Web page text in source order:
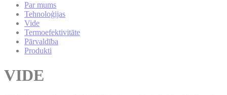
Par mums
Tehnoloģijas
Vide
Termoefektivitāte
Pārvaldība
Produkti
VIDE